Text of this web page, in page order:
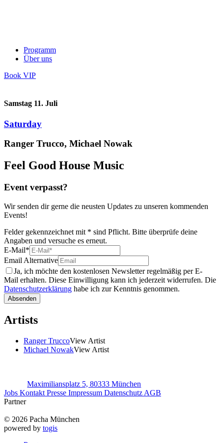
Programm
Über uns
Book VIP
Samstag 11. Juli
Saturday
Ranger Trucco, Michael Nowak
Feel Good House Music
Event verpasst?
Wir senden dir gerne die neusten Updates zu unseren kommenden
Events!
Felder gekennzeichnet mit * sind Pflicht. Bitte überprüfe deine
Angaben und versuche es erneut.
E-Mail*
Email Alternative
Ja, ich möchte den kostenlosen Newsletter regelmäßig per E-
Mail erhalten. Diese Einwilligung kann ich jederzeit widerrufen. Die
Datenschutzerklärung habe ich zur Kenntnis genommen.
Absenden
Artists
Ranger TruccoView Artist
Michael NowakView Artist
Maximiliansplatz 5, 80333 München
Jobs Kontakt Presse Impressum Datenschutz AGB
Partner
© 2026 Pacha München
powered by togis